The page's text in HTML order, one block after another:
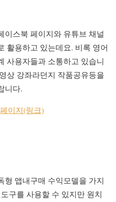
이스북 페이지와 유튜브 채널
활용하고 있는데요. 비록 영어
사용자들과 소통하고 있습니
상 강좌라던지 작품공유등을
니다.
이지(링크)
형 앱내구매 수익모델을 가지
구를 사용할 수 있지만 원치